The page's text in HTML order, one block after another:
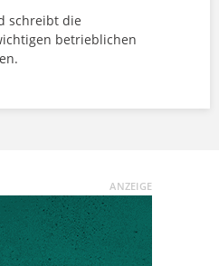
schreibt die
betrieblichen
ANZEIGE